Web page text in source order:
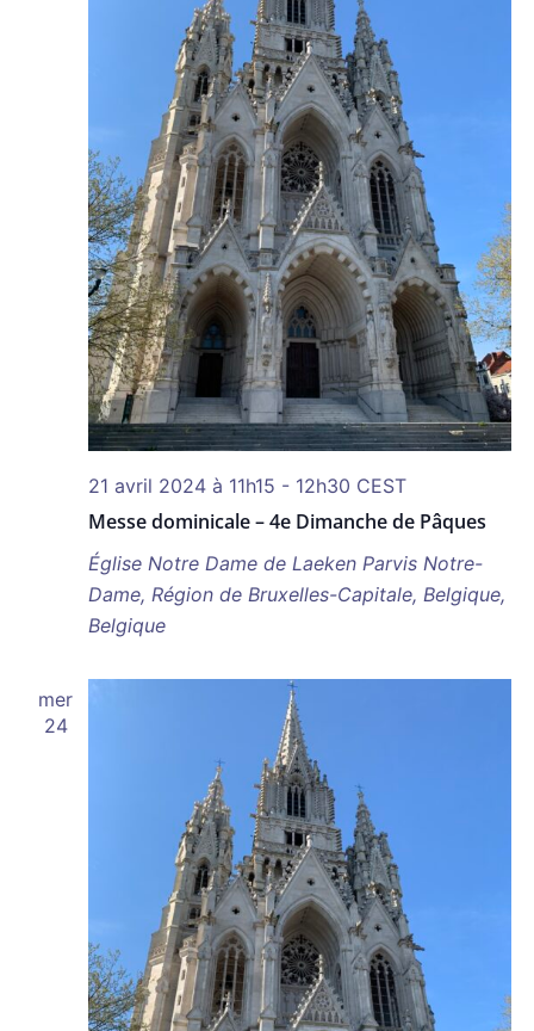
Messe dominicale – 4e Dimanche de Pâques
21 avril 2024 à 11h15 - 12h30 CEST
Église Notre Dame de Laeken Parvis Notre-
Dame, Région de Bruxelles-Capitale, Belgique,
Belgique
mer
24